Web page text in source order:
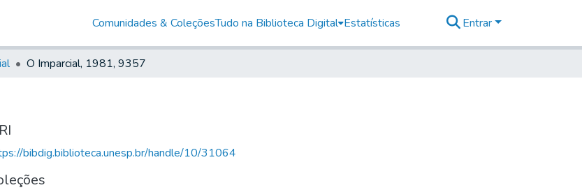
Comunidades & ColeçõesTudo na Biblioteca Digital Estatísticas Entrar
O Imparcial, 1981, 9357
bibdig.biblioteca.unesp.br/handle/10/31064